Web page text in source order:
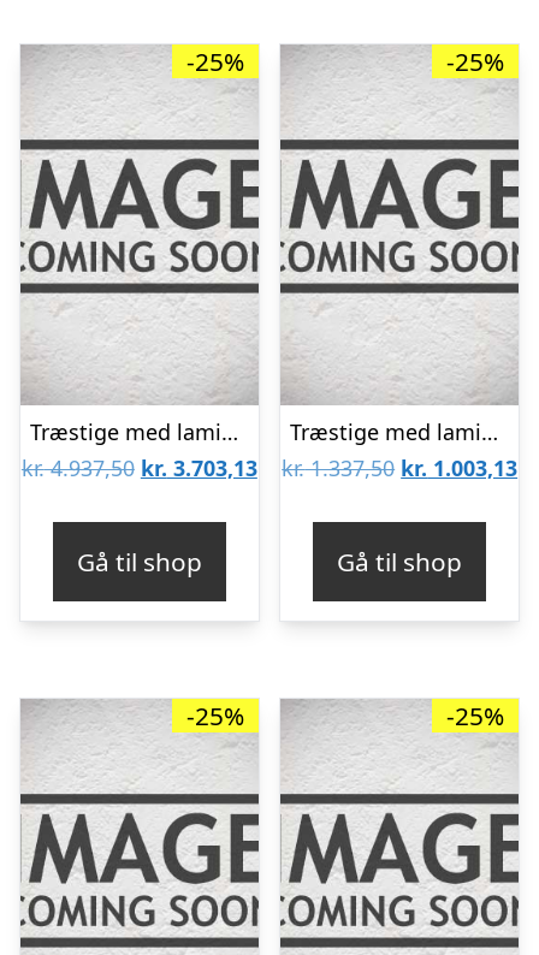
-25%
Træstige med laminerede vanger 2×14 trin
kr.4.937,50 Den
kr. 4.937,50.
kr. 3.703,13Den
kr. 3.703,13.
Gå til shop
-25%
Træstige med laminerede vanger
kr.1.337,50 Den
kr. 1.337,50.
kr. 1.003,13
Gå til shop
-25% -25%